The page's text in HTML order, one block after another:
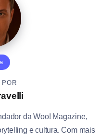
POR
da Woo! Magazine,
e cultura. Com mais